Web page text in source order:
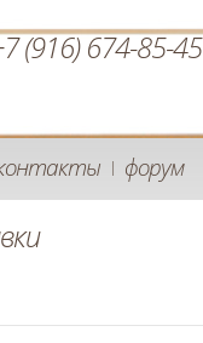
(916) 674-85-45
| форум